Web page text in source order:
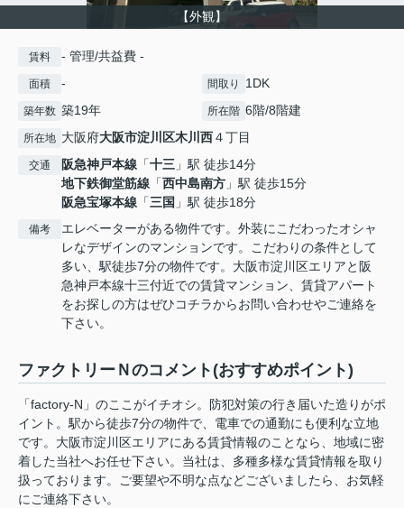
【外観】
賃料 - 管理/共益費 -
面積 - 間取り 1DK
築年数 築19年 所在階 6階/8階建
所在地 大阪府大阪市淀川区木川西４丁目
交通 阪急神戸本線 「十三 」駅 徒歩14分
地下鉄御堂筋線 「西中島南方 」駅 徒歩15分
阪急宝塚本線 「三国 」駅 徒歩18分
備考
エレベーターがある物件です。外装にこだわったオシャ
レなデザインのマンションです。こだわりの条件として
多い、駅徒歩7分の物件です。大阪市淀川区エリアと阪
急神戸本線十三付近での賃貸マンション、賃貸アパート
をお探しの方はぜひコチラからお問い合わせやご連絡を
下さい。
ファクトリーＮのコメント(おすすめポイント)
「factory-N」のここがイチオシ。防犯対策の行き届いた造りがポ
イント。駅から徒歩7分の物件で、電車での通勤にも便利な立地
です。大阪市淀川区エリアにある賃貸情報のことなら、地域に密
着した当社へお任せ下さい。当社は、多種多様な賃貸情報を取り
扱っております。ご要望や不明な点などございましたら、お気軽
にご連絡下さい。